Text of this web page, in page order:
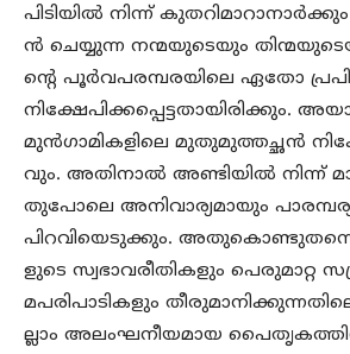
പിടിയിൽ നിന്ന്
ൻ ചെയ്യുന്ന നന്മയുടെയും
ന്റെ പൂർവപരമ്പരയിലെ ഏതോ
നിക്ഷേപിക്കപ്പെട്ടതായിരിക്കും.
മുൻഗാമികളിലെ മുതുമുത്തച്ഛൻ
വും. അതിനാൽ അണ്ടിയിൽ നിന്ന്
തുപോലെ അനിവാര്യമായും
പിറവിയെടുക്കും.
ളുടെ സ്വഭാവരീതികളും പെരുമാറ്റ
മപരിപാടികളും
ല്ലാം അലംഘനീയമായ